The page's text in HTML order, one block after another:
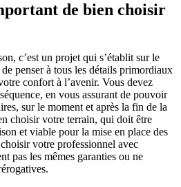
de bien choisir
c’est un projet qui s’établit sur le
penser à tous les détails primordiaux
confort à l’avenir. Vous devez
en vous assurant de pouvoir
sur le moment et après la fin de la
choisir votre terrain, qui doit être
et viable pour la mise en place des
votre professionnel avec
pas les mêmes garanties ou ne